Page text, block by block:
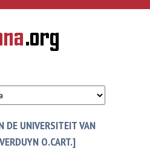
DE UNIVERSITEIT VAN
O.CART.]